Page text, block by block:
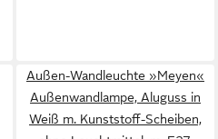
Außen-Wandleuchte »Meyen«
Außenwandlampe, Aluguss in
Weiß m. Kunststoff-Scheiben,